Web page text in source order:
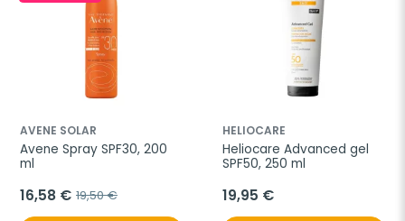
AVENE SOLAR
Avene Spray SPF30, 200
ml
16,58 € 19,50 €
HELIOCARE
Heliocare Advanced gel
SPF50, 250 ml
19,95 €